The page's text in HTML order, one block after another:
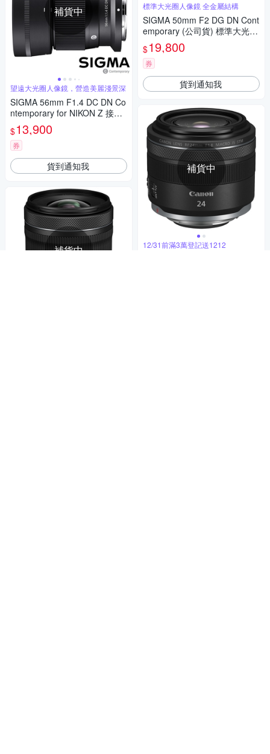
補貨中
望遠大光圈人像鏡，營造美麗淺景深
SIGMA 56mm F1.4 DC DN Co
ntemporary for NIKON Z 接環
(公司貨) 望遠大光圈定焦鏡 人
像鏡 APS-C 無反微單眼專用鏡
頭
$13,900
券
貨到通知我
補貨中
標準大光圈人像鏡 全金屬結構
SIGMA 50mm F2 DG DN Cont
emporary (公司貨) 標準大光圈
定焦鏡 人像鏡 i 系列 全片幅微
單眼鏡頭
$19,800
券
貨到通知我
補貨中
12/31前滿3萬登記送1212